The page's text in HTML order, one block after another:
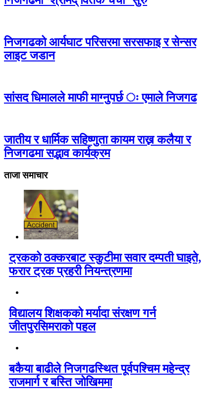
निजगढको आर्यघाट परिसरमा सरसफाइ र सेन्सर
लाइट जडान
सांसद धिमालले माफी माग्नुपर्छ ः एमाले निजगढ
जातीय र धार्मिक सहिष्णुता कायम राख्न कलैया र
निजगढमा सद्भाव कार्यक्रम
ताजा समाचार
ट्रकको ठक्करबाट स्कुटीमा सवार दम्पती घाइते,
फरार ट्रक प्रहरी नियन्त्रणमा
विद्यालय शिक्षकको मर्यादा संरक्षण गर्न
जीतपुरसिमराको पहल
बकैया बाढीले निजगढस्थित पूर्वपश्चिम महेन्द्र
राजमार्ग र बस्ति जोखिममा